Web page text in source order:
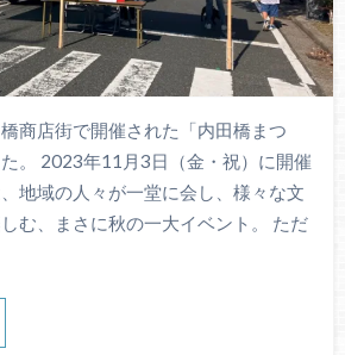
商店街で開催された「内田橋まつ
。 2023年11月3日（金・祝）に開催
地域の人々が一堂に会し、様々な文
む、まさに秋の一大イベント。 ただ